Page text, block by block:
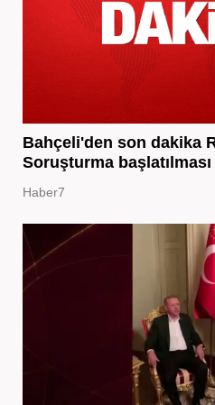
Bahçeli'den son dakika
Soruşturma başlatılması
Haber7